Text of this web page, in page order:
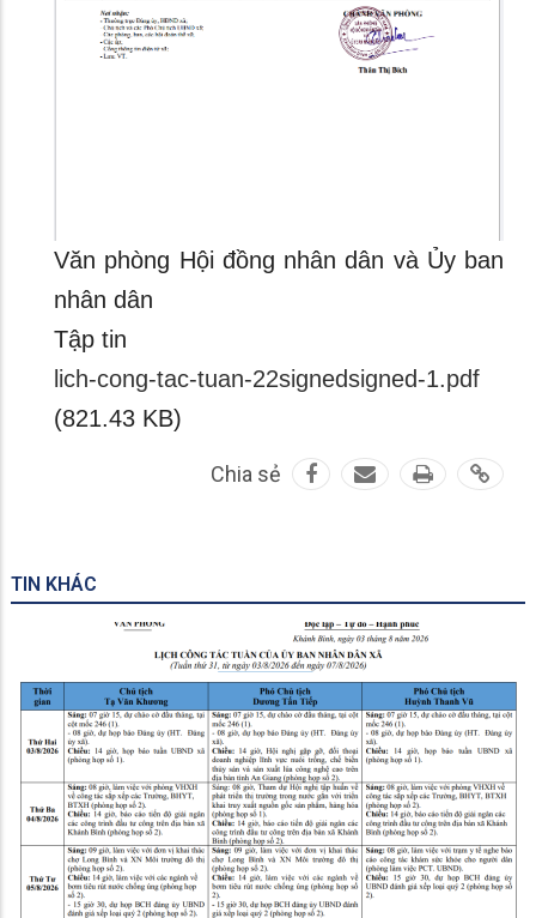
Văn phòng Hội đồng nhân dân và Ủy ban
nhân dân
Tập tin
lich-cong-tac-tuan-22signedsigned-1.pdf
(821.43 KB)
Chia sẻ
TIN KHÁC